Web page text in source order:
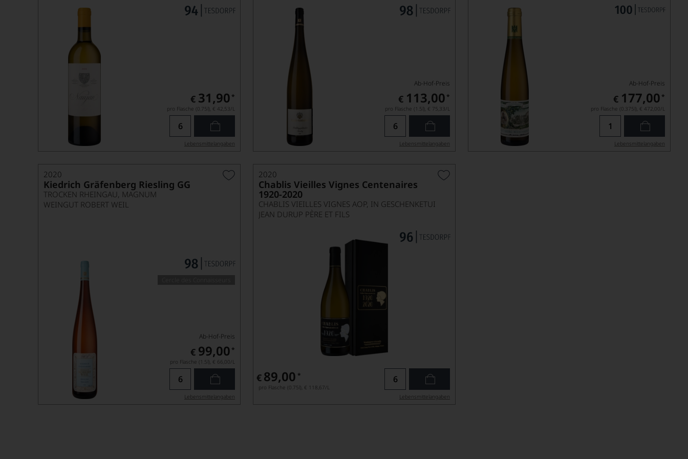
€ 31,90 *
pro Flasche (0.75l), € 42,53/L
Lebensmittel­angaben
Ab-Hof-Preis
€ 113,00 *
pro Flasche (1.5l), € 75,33/L
Lebensmittel­angaben
Ab-Hof-Preis
€ 177,00 *
pro Flasche (0.375l), € 472,00/L
Lebensmittel­angaben
2020
Kiedrich Gräfenberg Riesling GG
TROCKEN RHEINGAU, MAGNUM
WEINGUT ROBERT WEIL
Ab-Hof-Preis
€ 99,00 *
pro Flasche (1.5l), € 66,00/L
Lebensmittel­angaben
2020
Chablis Vieilles Vignes Centenaires
1920-2020
CHABLIS VIEILLES VIGNES AOP, IN GESCHENKETUI
JEAN DURUP PÈRE ET FILS
€ 89,00 *
pro Flasche (0.75l), € 118,67/L
Lebensmittel­angaben